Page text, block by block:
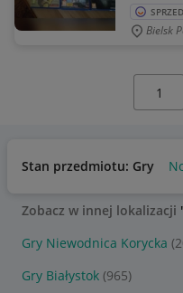
Bielsk
Stan przedmiotu: Gry
Zobacz w innej lokalizacji
Gry Niewodnica Korycka
Gry Białystok (965)